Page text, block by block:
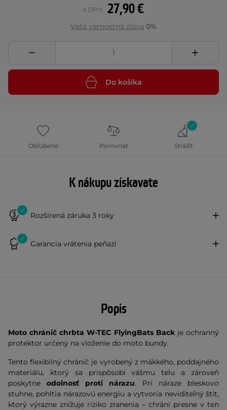
27,90 €
s DPH
Vaša vernostná zľava 0%
Do košíka
Obľúbené Porovnať Strážiť
K nákupu získavate
Rozšírená záruka 3 roky
Garancia vrátenia peňazí
Popis
Moto chránič chrbta W-TEC FlyingBats Backje ochranný
protektor určený na vloženie do moto bundy.
Tento flexibilný chránič je vyrobený z mäkkého, poddajného
materiálu, ktorý sa prispôsobí vášmu telu a zároveň
poskytne odolnosť proti nárazu. Pri náraze bleskovo
stuhne, pohltia nárazovú energiu a vytvoria neviditeľný štít,
ktorý výrazne znižuje riziko zranenia – chráni presne v ten